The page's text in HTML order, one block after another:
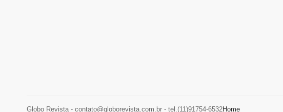
Globo Revista - contato@globorevista.com.br - tel.(11)91754-6532Home